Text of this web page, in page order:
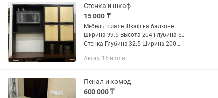
Стенка и шкаф
15 000 ₸
Мебель в зале Шкаф на балконе
ширина 99.5 Высота 204 Глубина 60
Стенка Глубина 32.5 Ширина 200
Актау, 15 июля
Пенал и комод
600 000 ₸